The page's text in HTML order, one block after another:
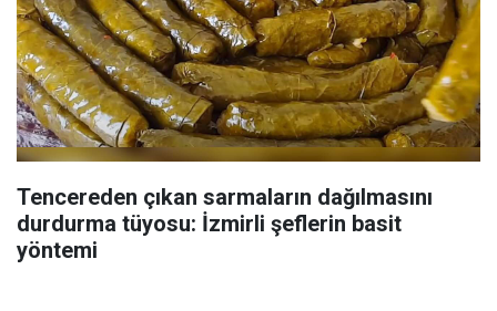
Tencereden çıkan sarmaların dağılmasını
durdurma tüyosu: İzmirli şeflerin basit
yöntemi